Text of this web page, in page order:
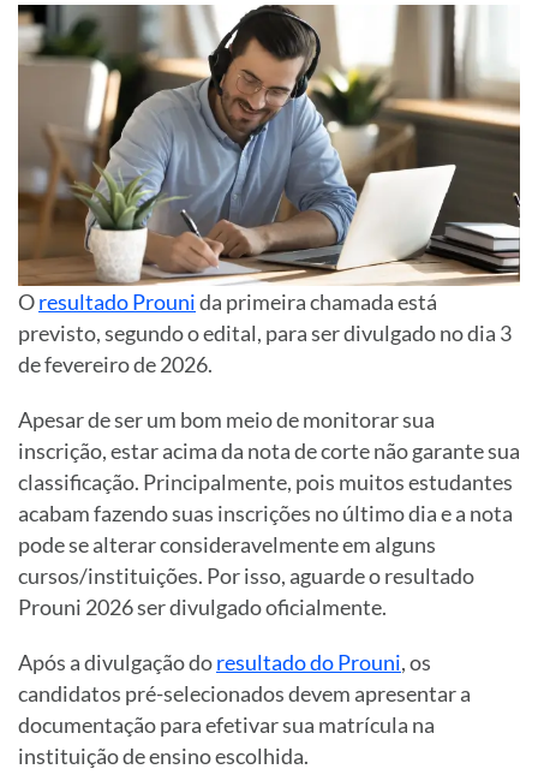
Oresultado Prounida primeira chamada está
previsto, segundo o edital, para ser divulgado no dia 3
de fevereiro de 2026.
Apesar de ser um bom meio de monitorar sua
inscrição, estar acima da nota de corte não garante sua
classificação. Principalmente, pois muitos estudantes
acabam fazendo suas inscrições no último dia e a nota
pode se alterar consideravelmente em alguns
cursos/instituições. Por isso, aguarde o resultado
Prouni 2026 ser divulgado oficialmente.
Após a divulgação doresultado do Prouni, os
candidatos pré-selecionados devem apresentar a
documentação para efetivar sua matrícula na
instituição de ensino escolhida.